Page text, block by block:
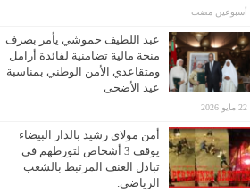
‏أسبوعين مضت
عبد اللطيف حموشي يأمر بصرف
منحة مالية تضامنية لفائدة أرامل
ومتقاعدي الأمن الوطني بمناسبة
عيد الأضحى
22 مايو 2026
أمن مولاي رشيد بالدار البيضاء
يوقف 3 أشخاص لتورطهم في
تبادل العنف المرتبط بالشغب
الرياضي.